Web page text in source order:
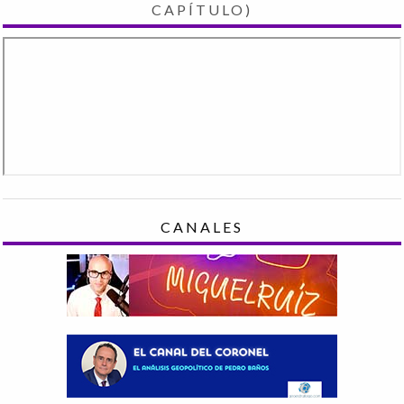
CAPÍTULO)
CANALES